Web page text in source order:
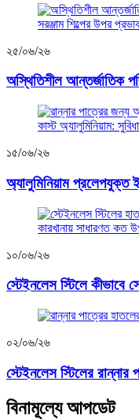
২৫/০৬/২৬
অস্থিতিশীল আন্তর্জাতিক
১৫/০৬/২৬
অ্যালুমিনিয়াম প্রলেপযুক্ত
১০/০৬/২৬
স্টেইনলেস স্টিলে কীভাবে
০২/০৬/২৬
স্টেইনলেস স্টিলের রান্নার
বিনামূল্যে আপডেট